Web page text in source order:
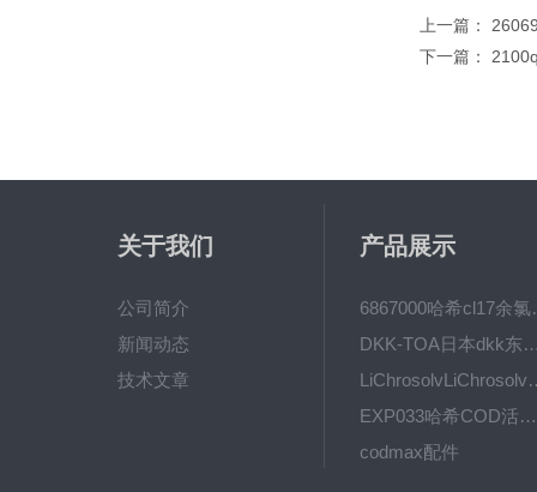
上一篇：
下一篇：
关于我们
公司简介
新闻动态
技术文章
产品展示
6867000
DKK-TOA日本dkk东亚电
EXP033哈希COD活塞泵价格 EXP033
codmax配件